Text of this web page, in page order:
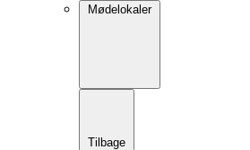
Mødelokaler
Tilbage